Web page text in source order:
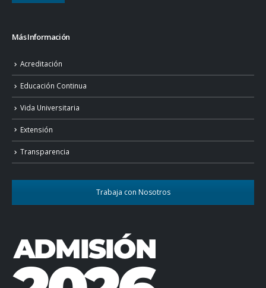
Más Información
Acreditación
Educación Continua
Vida Universitaria
Extensión
Transparencia
Trabaja con Nosotros